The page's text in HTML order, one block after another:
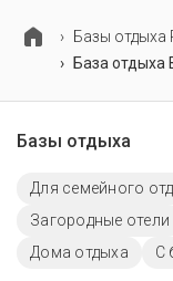
Базы отдыха
База отдыха
Базы отдыха
Для семейного
Загородные отели
Дома отдыха
С